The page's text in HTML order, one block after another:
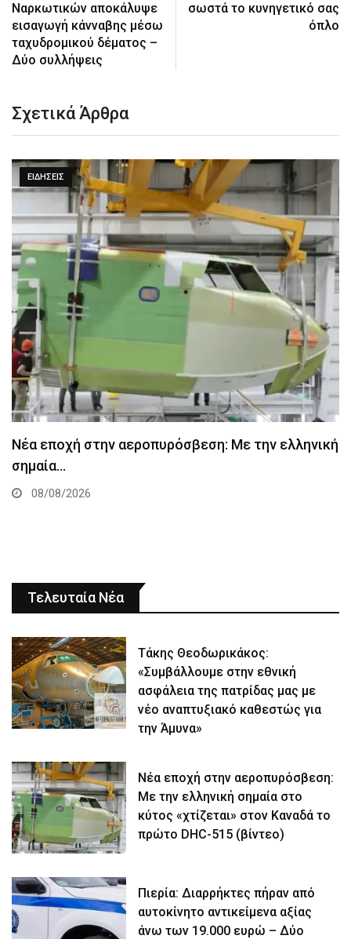
Ναρκωτικών αποκάλυψε
εισαγωγή κάνναβης μέσω
ταχυδρομικού δέματος –
Δύο συλλήψεις
σωστά το κυνηγετικό σας
όπλο
Σχετικά Άρθρα
ΕΙΔΉΣΕΙΣ
Νέα εποχή στην αεροπυρόσβεση: Με την ελληνική
σημαία…
08/08/2026
Τελευταία Νέα
Τάκης Θεοδωρικάκος:
«Συμβάλλουμε στην εθνική
ασφάλεια της πατρίδας μας με
νέο αναπτυξιακό καθεστώς για
την Άμυνα»
Νέα εποχή στην αεροπυρόσβεση:
Με την ελληνική σημαία στο
κύτος «χτίζεται» στον Καναδά το
πρώτο DHC-515 (βίντεο)
Πιερία: Διαρρήκτες πήραν από
αυτοκίνητο αντικείμενα αξίας
άνω των 19.000 ευρώ – Δύο